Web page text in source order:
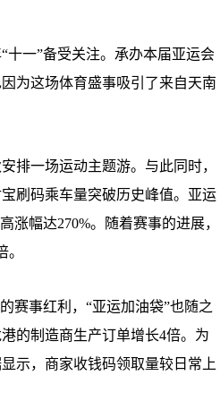
一”备受关注。承办本届亚运会
为这场体育盛事吸引了来自天南
一场运动主题游。与此同时，
刷码乘车量突破历史峰值。亚运
涨幅达270%。随着赛事的进展，
事红利，“亚运加油袋”也随之
的制造商生产订单增长4倍。为
示，商家收钱码领取量较日常上